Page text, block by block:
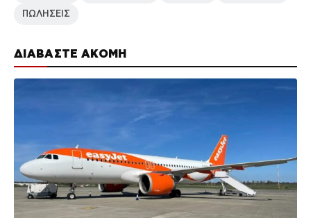
ΔΙΑΒΑΣΤΕ ΑΚΟΜΗ
ΠΩΛΗΣΕΙΣ